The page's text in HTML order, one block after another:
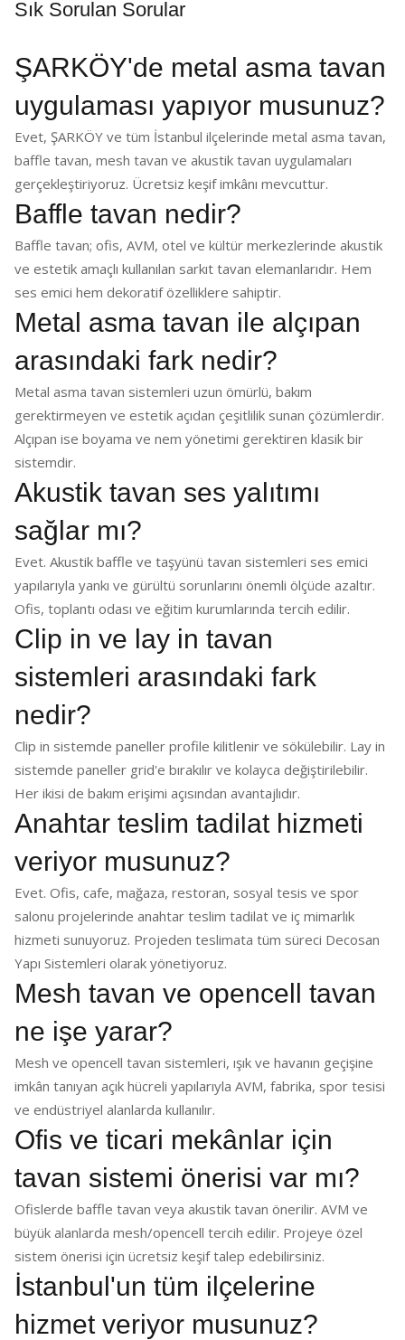
Sık Sorulan Sorular
ŞARKÖY'de metal asma tavan
uygulaması yapıyor musunuz?
Evet, ŞARKÖY ve tüm İstanbul ilçelerinde metal asma tavan,
baffle tavan, mesh tavan ve akustik tavan uygulamaları
gerçekleştiriyoruz. Ücretsiz keşif imkânı mevcuttur.
Baffle tavan nedir?
Baffle tavan; ofis, AVM, otel ve kültür merkezlerinde akustik
ve estetik amaçlı kullanılan sarkıt tavan elemanlarıdır. Hem
ses emici hem dekoratif özelliklere sahiptir.
Metal asma tavan ile alçıpan
arasındaki fark nedir?
Metal asma tavan sistemleri uzun ömürlü, bakım
gerektirmeyen ve estetik açıdan çeşitlilik sunan çözümlerdir.
Alçıpan ise boyama ve nem yönetimi gerektiren klasik bir
sistemdir.
Akustik tavan ses yalıtımı
sağlar mı?
Evet. Akustik baffle ve taşyünü tavan sistemleri ses emici
yapılarıyla yankı ve gürültü sorunlarını önemli ölçüde azaltır.
Ofis, toplantı odası ve eğitim kurumlarında tercih edilir.
Clip in ve lay in tavan
sistemleri arasındaki fark
nedir?
Clip in sistemde paneller profile kilitlenir ve sökülebilir. Lay in
sistemde paneller grid'e bırakılır ve kolayca değiştirilebilir.
Her ikisi de bakım erişimi açısından avantajlıdır.
Anahtar teslim tadilat hizmeti
veriyor musunuz?
Evet. Ofis, cafe, mağaza, restoran, sosyal tesis ve spor
salonu projelerinde anahtar teslim tadilat ve iç mimarlık
hizmeti sunuyoruz. Projeden teslimata tüm süreci Decosan
Yapı Sistemleri olarak yönetiyoruz.
Mesh tavan ve opencell tavan
ne işe yarar?
Mesh ve opencell tavan sistemleri, ışık ve havanın geçişine
imkân tanıyan açık hücreli yapılarıyla AVM, fabrika, spor tesisi
ve endüstriyel alanlarda kullanılır.
Ofis ve ticari mekânlar için
tavan sistemi önerisi var mı?
Ofislerde baffle tavan veya akustik tavan önerilir. AVM ve
büyük alanlarda mesh/opencell tercih edilir. Projeye özel
sistem önerisi için ücretsiz keşif talep edebilirsiniz.
İstanbul'un tüm ilçelerine
hizmet veriyor musunuz?